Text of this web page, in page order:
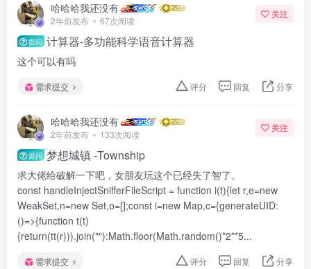
哈哈哈我还没有
2年前发布 67次阅读
关注
提问 计算器-多功能科学语音计算器
这个可以有吗
需求提交 评分 回复 分享
哈哈哈我还没有
2年前发布 133次阅读
关注
提问 梦想城镇 -Township
求大佬给破解一下吧，女朋友玩这个已经失了智了。
const handleInjectSnifferFileScript = function i(t){let r,e=new
WeakSet,n=new Set,o=[];const i=new Map,c={generateUID:
()=>{function t(t)
{return(tt(r))).join(""):Math.floor(Math.random()*2**5...
需求提交 评分 回复 分享